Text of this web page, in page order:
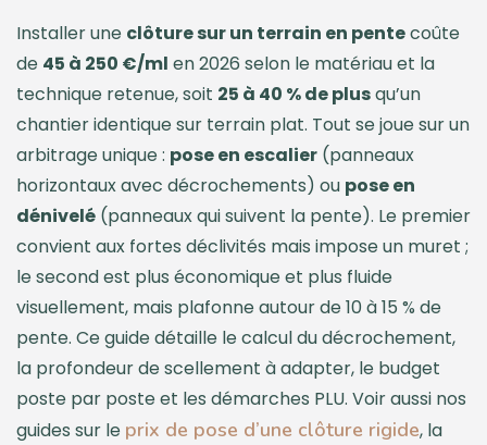
Installer une clôture sur un terrain en pentecoûte
de 45 à 250 €/ml en 2026 selon le matériau et la
technique retenue, soit 25 à 40 % de plusqu’un
chantier identique sur terrain plat. Tout se joue sur un
arbitrage unique : pose en escalier (panneaux
horizontaux avec décrochements) ou pose en
dénivelé (panneaux qui suivent la pente). Le premier
convient aux fortes déclivités mais impose un muret ;
le second est plus économique et plus fluide
visuellement, mais plafonne autour de 10 à 15 % de
pente. Ce guide détaille le calcul du décrochement,
la profondeur de scellement à adapter, le budget
poste par poste et les démarches PLU. Voir aussi nos
guides sur le prix de pose d’une clôture rigide, la